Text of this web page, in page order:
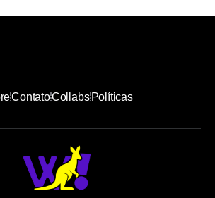
ContatoCollabsPolíticas